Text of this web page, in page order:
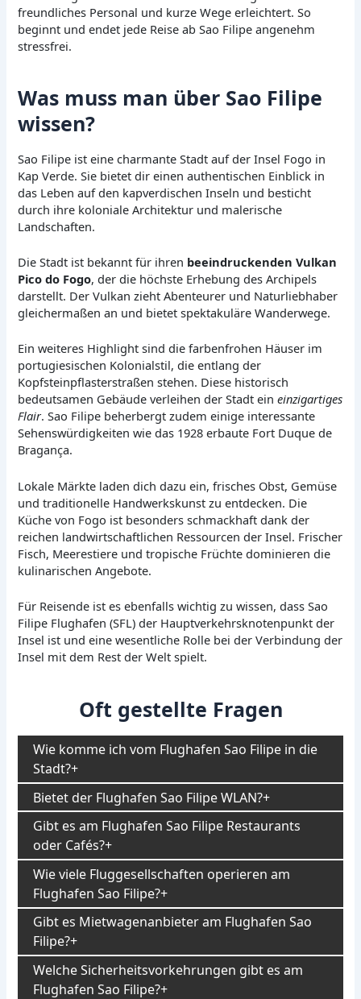
freundliches Personal und kurze Wege erleichtert. So
beginnt und endet jede Reise ab Sao Filipe angenehm
stressfrei.
Was muss man über Sao Filipe
wissen?
Sao Filipe ist eine charmante Stadt auf der Insel Fogo in
Kap Verde. Sie bietet dir einen authentischen Einblick in
das Leben auf den kapverdischen Inseln und besticht
durch ihre koloniale Architektur und malerische
Landschaften.
Die Stadt ist bekannt für ihren beeindruckenden Vulkan
Pico do Fogo, der die höchste Erhebung des Archipels
darstellt. Der Vulkan zieht Abenteurer und Naturliebhaber
gleichermaßen an und bietet spektakuläre Wanderwege.
Ein weiteres Highlight sind die farbenfrohen Häuser im
portugiesischen Kolonialstil, die entlang der
Kopfsteinpflasterstraßen stehen. Diese historisch
bedeutsamen Gebäude verleihen der Stadt eineinzigartiges
Flair. Sao Filipe beherbergt zudem einige interessante
Sehenswürdigkeiten wie das 1928 erbaute Fort Duque de
Bragança.
Lokale Märkte laden dich dazu ein, frisches Obst, Gemüse
und traditionelle Handwerkskunst zu entdecken. Die
Küche von Fogo ist besonders schmackhaft dank der
reichen landwirtschaftlichen Ressourcen der Insel. Frischer
Fisch, Meerestiere und tropische Früchte dominieren die
kulinarischen Angebote.
Für Reisende ist es ebenfalls wichtig zu wissen, dass Sao
Filipe Flughafen (SFL) der Hauptverkehrsknotenpunkt der
Insel ist und eine wesentliche Rolle bei der Verbindung der
Insel mit dem Rest der Welt spielt.
Oft gestellte Fragen
Wie komme ich vom Flughafen Sao Filipe in die
Stadt?
Bietet der Flughafen Sao Filipe WLAN?
Gibt es am Flughafen Sao Filipe Restaurants
oder Cafés?
Wie viele Fluggesellschaften operieren am
Flughafen Sao Filipe?
Gibt es Mietwagenanbieter am Flughafen Sao
Filipe?
Welche Sicherheitsvorkehrungen gibt es am
Flughafen Sao Filipe?